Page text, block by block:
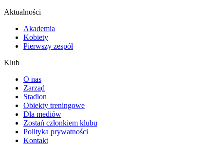
Aktualności
Akademia
Kobiety
Pierwszy zespół
Klub
O nas
Zarząd
Stadion
Obiekty treningowe
Dla mediów
Zostań członkiem klubu
Polityka prywatności
Kontakt